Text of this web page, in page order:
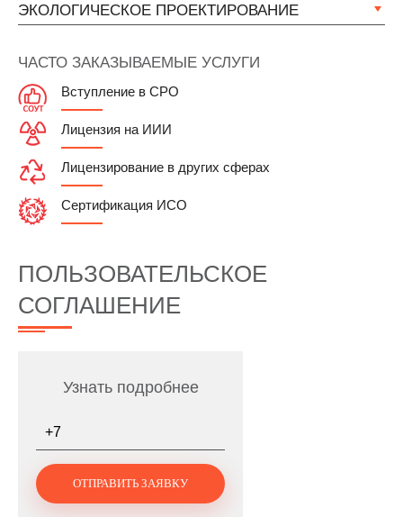
ЭКОЛОГИЧЕСКОЕ ПРОЕКТИРОВАНИЕ
ЧАСТО ЗАКАЗЫВАЕМЫЕ УСЛУГИ
Вступление в СРО
Лицензия на ИИИ
Лицензирование в других сферах
Сертификация ИСО
ПОЛЬЗОВАТЕЛЬСКОЕ
СОГЛАШЕНИЕ
Узнать подробнее
Телефон